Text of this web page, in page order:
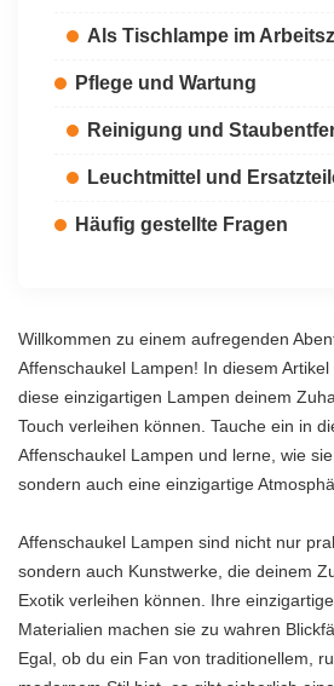
Als Tischlampe im
Pflege und Wartung
Reinigung und
Leuchtmittel und
Häufig gestellte Fragen
Willkommen zu einem aufregenden
Affenschaukel Lampen! In diesem
diese einzigartigen Lampen deinem
Touch verleihen können. Tauche ein in
Affenschaukel Lampen und lerne, wie
sondern auch eine einzigartige
Affenschaukel Lampen sind nicht nur
sondern auch Kunstwerke, die deinem
Exotik verleihen können. Ihre
Materialien machen sie zu wahren
Egal, ob du ein Fan von traditionellem,